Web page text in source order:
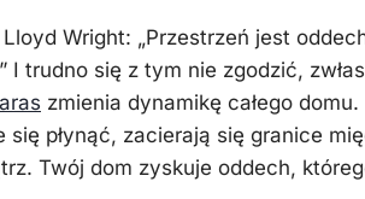
Wright: „Przestrzeń jest
I trudno się z tym nie zgodzić,
zmienia dynamikę całego
się płynąć, zacierają się granice
Twój dom zyskuje oddech,